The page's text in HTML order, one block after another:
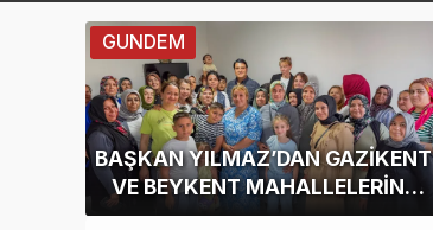
BAŞKAN YILMAZ’DAN GAZİKENT
VE BEYKENT MAHALLELERİNE
ZİYARET
GUNDEM